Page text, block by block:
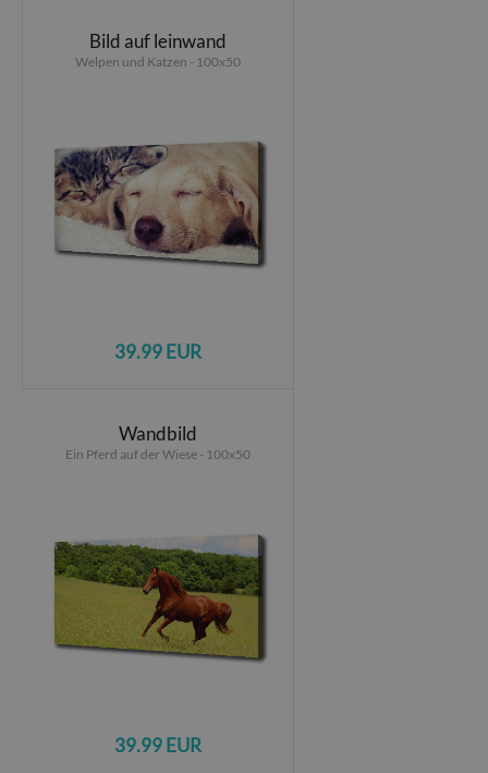
Bild auf leinwand
Welpen und Katzen - 100x50
39.99 EUR
Wandbild
Ein Pferd auf der Wiese - 100x50
39.99 EUR